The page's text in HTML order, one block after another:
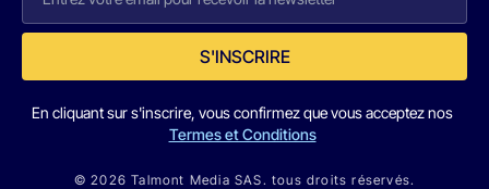
S'INSCRIRE
En cliquant sur s'inscrire, vous confirmez que vous acceptez nos
Termes et Conditions
© 2026 Talmont Media SAS. tous droits réservés.